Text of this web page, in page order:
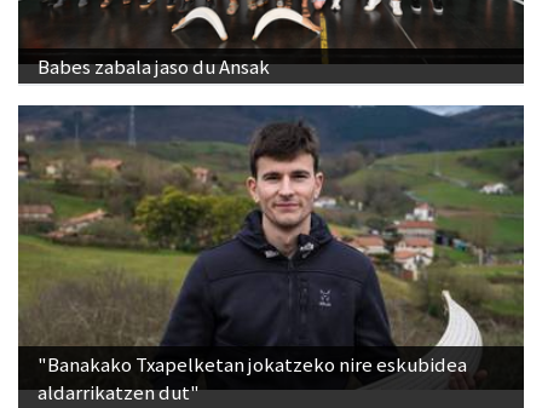
Babes zabala jaso du Ansak
"Banakako Txapelketan jokatzeko nire eskubidea
aldarrikatzen dut"